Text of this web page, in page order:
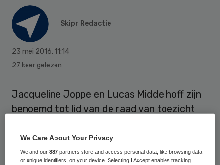
Skipr Redactie
23 mei 2016, 11:14
27 keer gelezen
Jacqueline Joppe en Lucas Middelhoff zijn
benoemd tot lid van de raad van toezicht
Marjolijn Daverveld en Hans Kerkkamp op,
die in 2015 zijn teruggetreden.
We Care About Your Privacy
We and our887 partners store and access personal data, like browsing data
or unique identifiers, on your device. Selecting I Accept enables tracking